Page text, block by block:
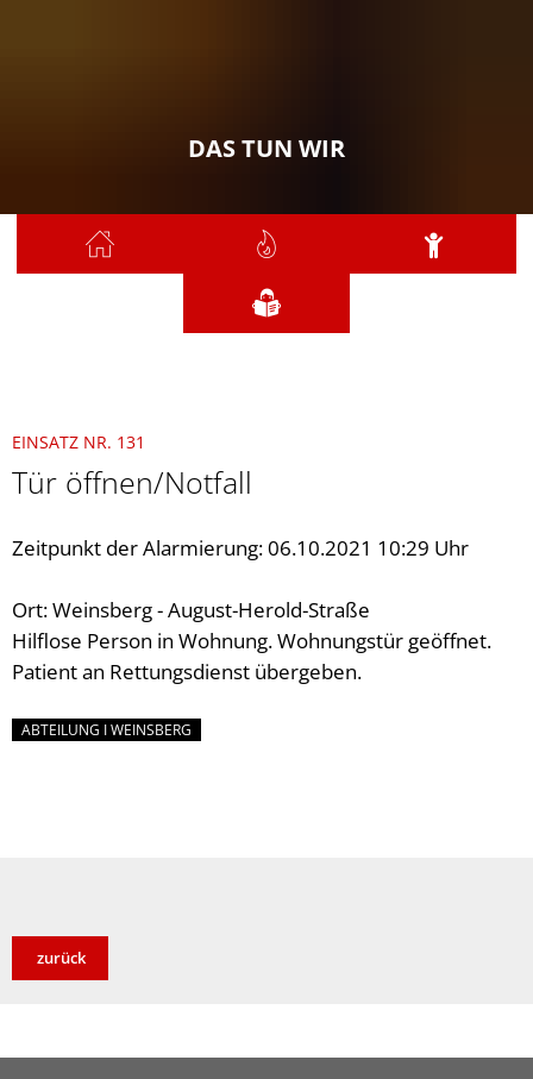
DAS TUN WIR
EINSATZ NR. 131
Tür öffnen/Notfall
Zeitpunkt der Alarmierung: 06.10.2021 10:29 Uhr
Ort: Weinsberg - August-Herold-Straße
Hilflose Person in Wohnung. Wohnungstür geöffnet.
Patient an Rettungsdienst übergeben.
ABTEILUNG I WEINSBERG
zurück